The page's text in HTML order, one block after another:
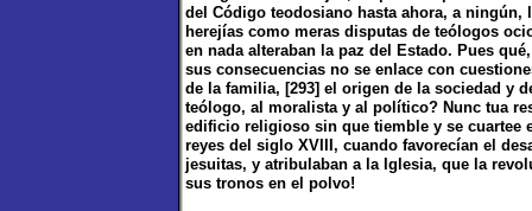
del Código teodosiano hasta ahora, a
herejías como meras disputas de teólogos
en nada alteraban la paz del Estado. Pues
sus consecuencias no se enlace con
de la familia, [293] el origen de la sociedad y
teólogo, al moralista y al político? Nunc tua
edificio religioso sin que tiemble y se cuartee
reyes del siglo XVIII, cuando favorecían el
jesuitas, y atribulaban a la Iglesia, que la
sus tronos en el polvo!